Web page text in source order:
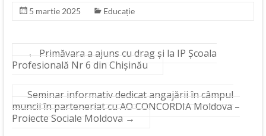
5 martie 2025 Educație
←
Primăvara a ajuns cu drag și la IP Școala
Profesională Nr 6 din Chișinău
Seminar informativ dedicat angajării în câmpul
muncii în parteneriat cu AO CONCORDIA Moldova –
Proiecte Sociale Moldova →